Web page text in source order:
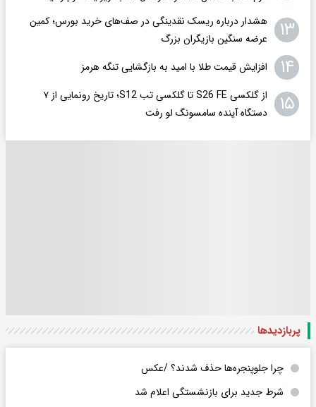
۱۳
هشدار درباره ریسک نقدینگی در صف‌های خرید بورس؛ کمین
عرضه سنگین بازیگران بزرگ
۱۴ افزایش قیمت طلا با امید به بازگشایی تنگه هرمز
۱۵
از گلکسی S26 FE تا گلکسی تب S12؛ تاریخ رونمایی از ۷
دستگاه آینده سامسونگ لو رفت
پربازدید‌ها
چرا جلوپنجره‌ها حذف شدند؟ /عکس
شرط جدید برای بازنشستگی اعلام شد